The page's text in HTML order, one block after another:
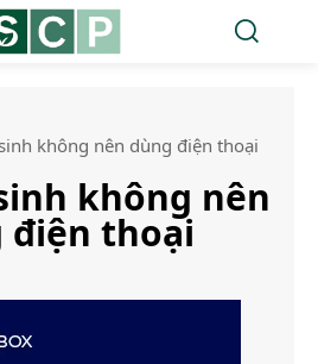
không nên dùng điện thoại
không nên
điện thoại